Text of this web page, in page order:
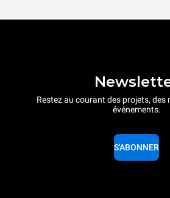
Restez au courant des projets, des
événements.
S'ABONNER